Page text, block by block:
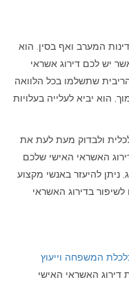
המערב ואף בסין. הוא
יש לכם דירוג אשראי
שתשלמו בכל הלוואה
הוא יביא לעלייה בעלויות
ולבדוק מעת לעת את
האשראי האישי שלכם
ניתן להיעזר באנשי מקצוע
לשיפור בדירוג האשראי
המשפחה וייעוץ
דירוג האשראי האישי